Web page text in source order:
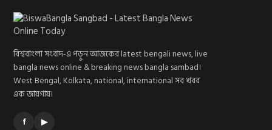
বিশ্ববাংলা সংবাদ-এ পড়ুন আজকের latest bengali news, live
bangla news online & breaking news bangla sambad।
West Bengal, Kolkata, national, international সব খবর
এক জায়গায়।
f ▶